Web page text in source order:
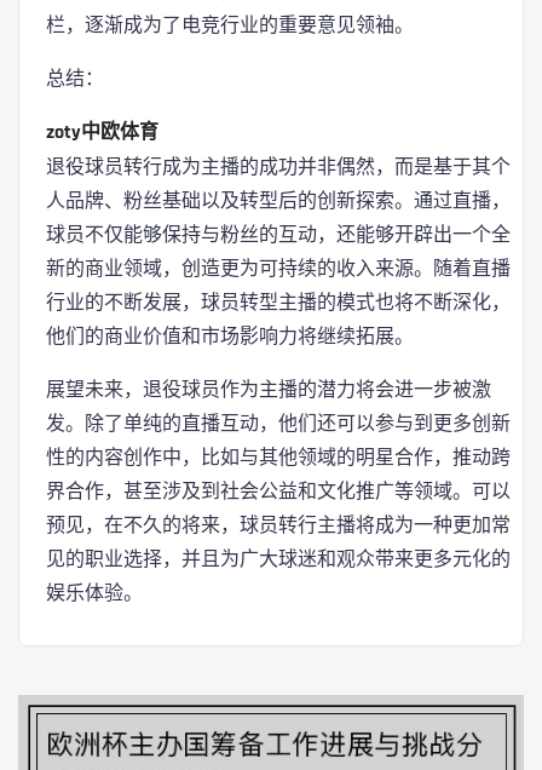
栏，逐渐成为了电竞行业的重要意见领袖。
总结：
zoty中欧体育
退役球员转行成为主播的成功并非偶然，而是基于其个
人品牌、粉丝基础以及转型后的创新探索。通过直播，
球员不仅能够保持与粉丝的互动，还能够开辟出一个全
新的商业领域，创造更为可持续的收入来源。随着直播
行业的不断发展，球员转型主播的模式也将不断深化，
他们的商业价值和市场影响力将继续拓展。
展望未来，退役球员作为主播的潜力将会进一步被激
发。除了单纯的直播互动，他们还可以参与到更多创新
性的内容创作中，比如与其他领域的明星合作，推动跨
界合作，甚至涉及到社会公益和文化推广等领域。可以
预见，在不久的将来，球员转行主播将成为一种更加常
见的职业选择，并且为广大球迷和观众带来更多元化的
娱乐体验。